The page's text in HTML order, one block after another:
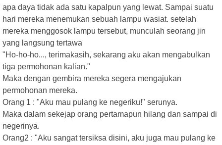
apa daya tidak ada satu kapalpun yang lewat. Sampai suatu
hari mereka menemukan sebuah lampu wasiat. setelah
mereka menggosok lampu tersebut, munculah seorang jin
yang langsung tertawa
"Ho-ho-ho..., terimakasih, sekarang aku akan mengabulkan
tiga permohonan kalian."
Maka dengan gembira mereka segera mengajukan
permohonan mereka.
Orang 1 : "Aku mau pulang ke negeriku!" serunya.
Maka dalam sekejap orang pertamapun hilang dan sampai di
negerinya.
Orang2 : "Aku sangat tersiksa disini, aku juga mau pulang ke